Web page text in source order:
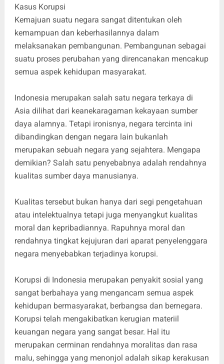
Kasus Korupsi
Kemajuan suatu negara sangat ditentukan oleh
kemampuan dan keberhasilannya dalam
melaksanakan pembangunan. Pembangunan sebagai
suatu proses perubahan yang direncanakan mencakup
semua aspek kehidupan masyarakat.
Indonesia merupakan salah satu negara terkaya di
Asia dilihat dari keanekaragaman kekayaan sumber
daya alamnya. Tetapi ironisnya, negara tercinta ini
dibandingkan dengan negara lain bukanlah
merupakan sebuah negara yang sejahtera. Mengapa
demikian? Salah satu penyebabnya adalah rendahnya
kualitas sumber daya manusianya.
Kualitas tersebut bukan hanya dari segi pengetahuan
atau intelektualnya tetapi juga menyangkut kualitas
moral dan kepribadiannya. Rapuhnya moral dan
rendahnya tingkat kejujuran dari aparat penyelenggara
negara menyebabkan terjadinya korupsi.
Korupsi di Indonesia merupakan penyakit sosial yang
sangat berbahaya yang mengancam semua aspek
kehidupan bermasyarakat, berbangsa dan bernegara.
Korupsi telah mengakibatkan kerugian materiil
keuangan negara yang sangat besar. Hal itu
merupakan cerminan rendahnya moralitas dan rasa
malu, sehingga yang menonjol adalah sikap kerakusan